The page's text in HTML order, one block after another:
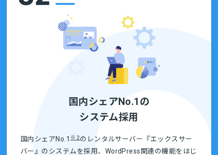
国内シェアNo.1の
システム採用
国内シェアNo.1※2のレンタルサーバー『エックスサー
バー』のシステムを採用、WordPress関連の機能をはじ